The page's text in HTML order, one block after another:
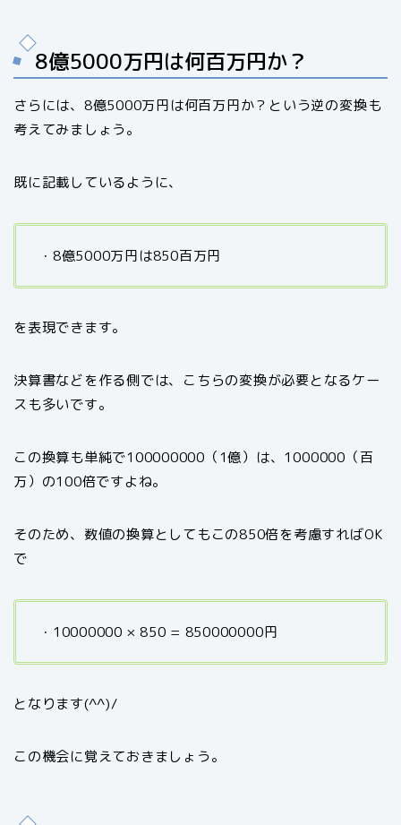
8億5000万円は何百万円か？
さらには、8億5000万円は何百万円か？という逆の変換も
考えてみましょう。
既に記載しているように、
・8億5000万円は850百万円
を表現できます。
決算書などを作る側では、こちらの変換が必要となるケー
スも多いです。
この換算も単純で100000000（1億）は、1000000（百
万）の100倍ですよね。
そのため、数値の換算としてもこの850倍を考慮すればOK
で
・10000000 × 850 = 850000000円
となります(^^)/
この機会に覚えておきましょう。